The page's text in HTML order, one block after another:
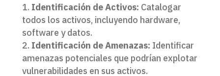
Identificación de Activos: Catalogar
todos los activos, incluyendo hardware,
software y datos.
Identificación de Amenazas: Identificar
amenazas potenciales que podrían explotar
vulnerabilidades en sus activos.